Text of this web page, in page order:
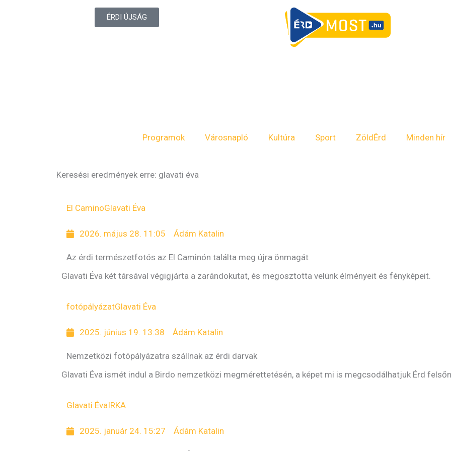
ÉRDI ÚJSÁG
Programok Városnapló Kultúra Sport ZöldÉrd Minden hír
Keresési eredmények erre: glavati éva
El CaminoGlavati Éva
2026. május 28. 11:05 Ádám Katalin
Az érdi természetfotós az El Caminón találta meg újra önmagát
Glavati Éva két társával végigjárta a zarándokutat, és megosztotta velünk élményeit és fényképeit.
fotópályázatGlavati Éva
2025. június 19. 13:38 Ádám Katalin
Nemzetközi fotópályázatra szállnak az érdi darvak
Glavati Éva ismét indul a Birdo nemzetközi megmérettetésén, a képet mi is megcsodálhatjuk Érd
Glavati ÉvaIRKA
2025. január 24. 15:27 Ádám Katalin